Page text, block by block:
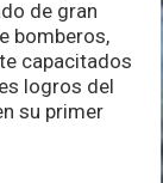
de gran
bomberos,
capacitados
logros del
su primer